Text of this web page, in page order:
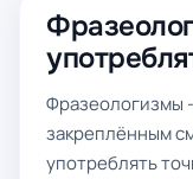
Фразеологизмы
закреплённым
употреблять